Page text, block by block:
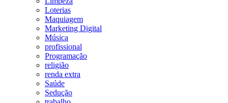
Loterias
Maquiagem
Marketing Digital
Música
profissional
Programação
religião
renda extra
Saúde
Sedução